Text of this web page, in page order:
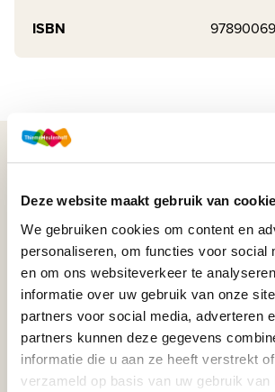
Deze website maakt gebruik van
We gebruiken cookies om content en
personaliseren, om functies voor social
en om ons websiteverkeer te
informatie over uw gebruik van onze
partners voor social media, adverteren
partners kunnen deze gegevens
informatie die u aan ze heeft verstrekt
verzameld op basis van uw gebruik van
ISBN
WIJ STAAN VOOR
033-4483000
Maandag t/m vrijdag | 08.00 - 17.00 uur
Klantenservice